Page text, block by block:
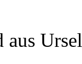
aus Ursel